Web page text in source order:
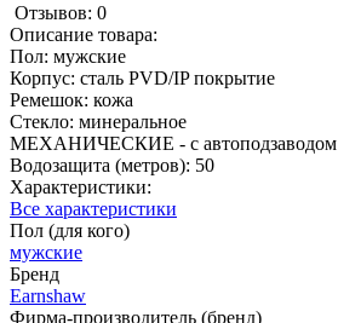
Отзывов: 0
Описание товара:
Пол: мужские
Корпус: сталь PVD/IP покрытие
Ремешок: кожа
Стекло: минеральное
МЕХАНИЧЕСКИЕ - с автоподзаводом
Водозащита (метров): 50
Характеристики:
Все характеристики
Пол (для кого)
мужские
Бренд
Earnshaw
Фирма-производитель (бренд)